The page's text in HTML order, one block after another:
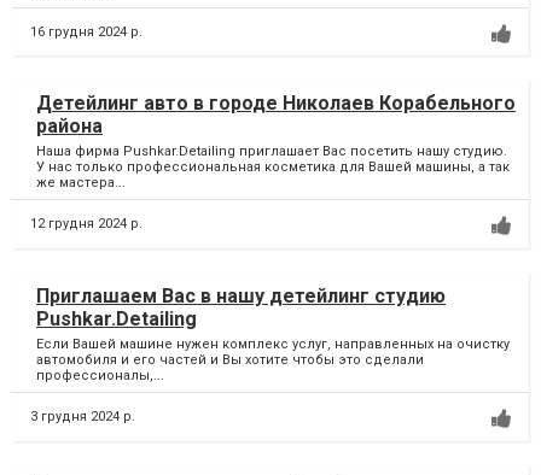
16 грудня 2024 р.
Детейлинг авто в городе Николаев Корабельного
района
Наша фирма Pushkar.Detailing приглашает Вас посетить нашу студию.
У нас только профессиональная косметика для Вашей машины, а так
же мастера...
12 грудня 2024 р.
Приглашаем Вас в нашу детейлинг студию
Pushkar.Detailing
Если Вашей машине нужен комплекс услуг, направленных на очистку
автомобиля и его частей и Вы хотите чтобы это сделали
профессионалы,...
3 грудня 2024 р.